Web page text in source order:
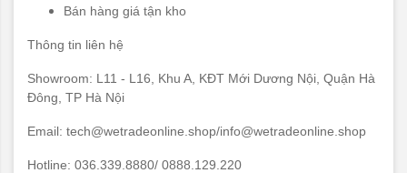
Bán hàng giá tận kho
Thông tin liên hệ
Showroom: L11 - L16, Khu A, KĐT Mới Dương Nội, Quận Hà
Đông, TP Hà Nội
Email: tech@wetradeonline.shop/info@wetradeonline.shop
Hotline: 036.339.8880/ 0888.129.220